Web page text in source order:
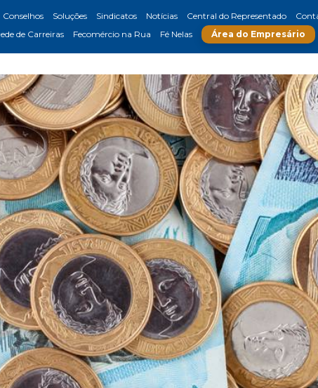
Conselhos Soluções Sindicatos Notícias Central do Representado
de Carreiras Fecomércio na Rua Fé Nelas Área do Empresário